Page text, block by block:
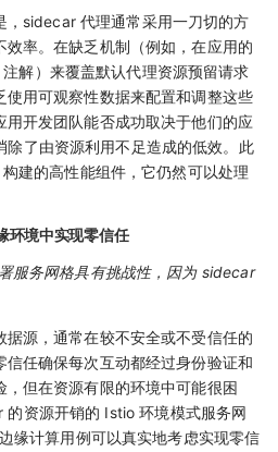
，sidecar 代理通常采用一刀切的方
率。在缺乏机制（例如，在应用的
解）来覆盖默认代理资源预留请求
使用可观察性数据来配置和调整这些
用开发团队能否成功取决于他们的应
了由资源利用不足造成的低效。此
建的高性能组件，它仍然可以处理
环境中实现零信任
服务网格具有挑战性，因为 sidecar
源，通常在较不安全或不受信任的
信任确保每次互动都经过身份验证和
但在资源有限的环境中可能很困
资源开销的 Istio 环境模式服务网
缘计算用例可以真实地考虑实现零信